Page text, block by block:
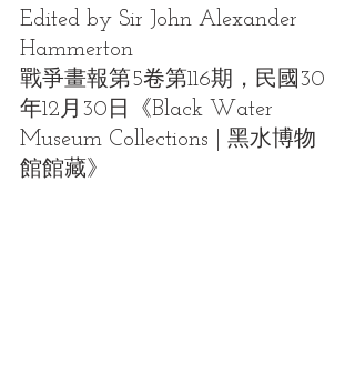
Edited by Sir John Alexander
Hammerton
戰爭畫報第5卷第116期，民國30
年12月30日《Black Water
Museum Collections | 黑水博物
館館藏》